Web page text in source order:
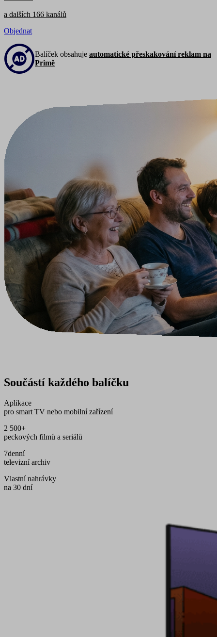
a dalších 166 kanálů
Objednat
Balíček obsahuje automatické přeskakování reklam na
Primě
Součástí každého balíčku
Aplikace
pro smart TV nebo mobilní zařízení
2 500+
peckových filmů a seriálů
7denní
televizní archiv
Vlastní nahrávky
na 30 dní